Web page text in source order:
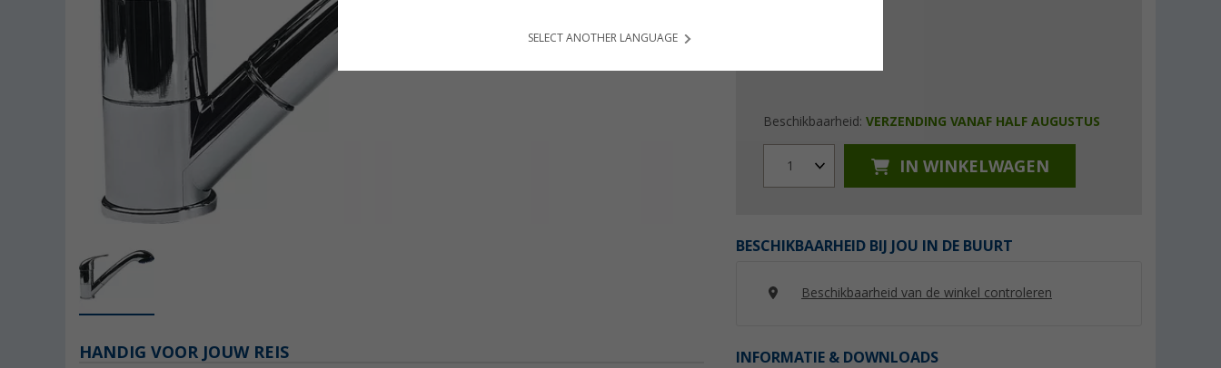
Beschikbaarheid: VERZENDING VANAF HALF AUGUSTUS
1 IN WINKELWAGEN
BESCHIKBAARHEID BIJ JOU IN DE BUURT
Beschikbaarheid van de winkel controleren
INFORMATIE & DOWNLOADS
HANDIG VOOR JOUW REIS
SELECT ANOTHER LANGUAGE